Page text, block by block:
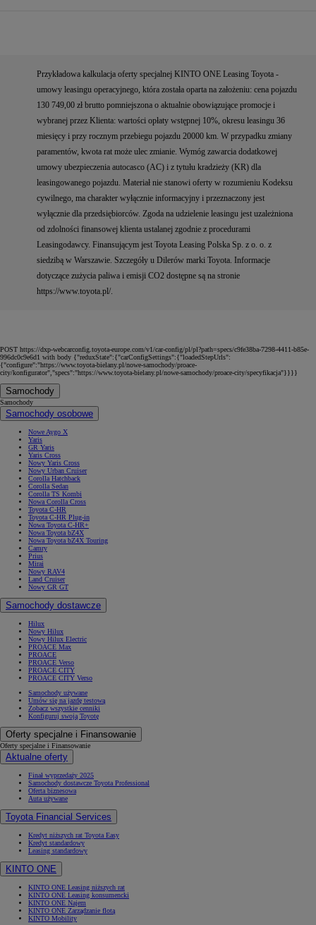
Przykładowa kalkulacja oferty specjalnej KINTO ONE Leasing Toyota -
umowy leasingu operacyjnego, która została oparta na założeniu: cena pojazdu
130 749,00 zł brutto pomniejszona o aktualnie obowiązujące promocje i
wybranej przez Klienta: wartości opłaty wstępnej 10%, okresu leasingu 36
miesięcy i przy rocznym przebiegu pojazdu 20000 km. W przypadku zmiany
paramentów, kwota rat może ulec zmianie. Wymóg zawarcia dodatkowej
umowy ubezpieczenia autocasco (AC) i z tytułu kradzieży (KR) dla
leasingowanego pojazdu. Materiał nie stanowi oferty w rozumieniu Kodeksu
cywilnego, ma charakter wyłącznie informacyjny i przeznaczony jest
wyłącznie dla przedsiębiorców. Zgoda na udzielenie leasingu jest uzależniona
od zdolności finansowej klienta ustalanej zgodnie z procedurami
Leasingodawcy. Finansującym jest Toyota Leasing Polska Sp. z o. o. z
siedzibą w Warszawie. Szczegóły u Dilerów marki Toyota. Informacje
dotyczące zużycia paliwa i emisji CO2 dostępne są na stronie
https://www.toyota.pl/.
POST https://dxp-webcarconfig.toyota-europe.com/v1/car-config/pl/pl?path=specs/c9fe38ba-7298-4411-b85e-
996dc0c9e6d1 with body {"reduxState":{"carConfigSettings":{"loadedStepUrls":
{"configure":"https://www.toyota-bielany.pl/nowe-samochody/proace-
city/konfigurator","specs":"https://www.toyota-bielany.pl/nowe-samochody/proace-city/specyfikacja"}}}}
Samochody
Samochody
Samochody osobowe
Nowe Aygo X
Yaris
GR Yaris
Yaris Cross
Nowy Yaris Cross
Nowy Urban Cruiser
Corolla Hatchback
Corolla Sedan
Corolla TS Kombi
Nowa Corolla Cross
Toyota C-HR
Toyota C-HR Plug-in
Nowa Toyota C-HR+
Nowa Toyota bZ4X
Nowa Toyota bZ4X Touring
Camry
Prius
Mirai
Nowy RAV4
Land Cruiser
Nowy GR GT
Samochody dostawcze
Hilux
Nowy Hilux
Nowy Hilux Electric
PROACE Max
PROACE
PROACE Verso
PROACE CITY
PROACE CITY Verso
Samochody używane
Umów się na jazdę testową
Zobacz wszystkie cenniki
Konfiguruj swoją Toyotę
Oferty specjalne i Finansowanie
Oferty specjalne i Finansowanie
Aktualne oferty
Finał wyprzedaży 2025
Samochody dostawcze Toyota Professional
Oferta biznesowa
Auta używane
Toyota Financial Services
Kredyt niższych rat Toyota Easy
Kredyt standardowy
Leasing standardowy
KINTO ONE
KINTO ONE Leasing niższych rat
KINTO ONE Leasing konsumencki
KINTO ONE Najem
KINTO ONE Zarządzanie flotą
KINTO Mobility